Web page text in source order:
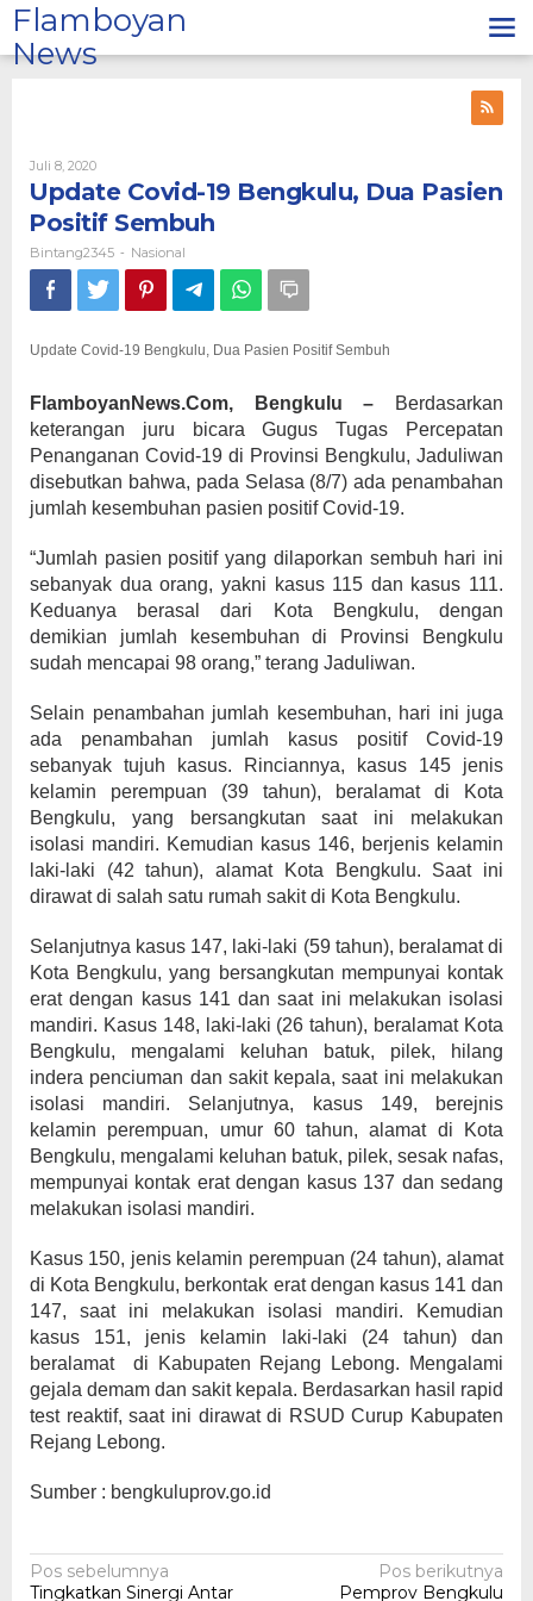
Lewati
ke
konten
Flamboyan
News
Juli 8, 2020Oleh
Bintang2345
Update Covid-19 Bengkulu, Dua Pasien
Positif Sembuh
Bintang2345 - Nasional
Update Covid-19 Bengkulu, Dua Pasien Positif Sembuh
FlamboyanNews.Com, Bengkulu – Berdasarkan
keterangan juru bicara Gugus Tugas Percepatan
Penanganan Covid-19 di Provinsi Bengkulu, Jaduliwan
disebutkan bahwa, pada Selasa (8/7) ada penambahan
jumlah kesembuhan pasien positif Covid-19.
“Jumlah pasien positif yang dilaporkan sembuh hari ini
sebanyak dua orang, yakni kasus 115 dan kasus 111.
Keduanya berasal dari Kota Bengkulu, dengan
demikian jumlah kesembuhan di Provinsi Bengkulu
sudah mencapai 98 orang,” terang Jaduliwan.
Selain penambahan jumlah kesembuhan, hari ini juga
ada penambahan jumlah kasus positif Covid-19
sebanyak tujuh kasus. Rinciannya, kasus 145 jenis
kelamin perempuan (39 tahun), beralamat di Kota
Bengkulu, yang bersangkutan saat ini melakukan
isolasi mandiri. Kemudian kasus 146, berjenis kelamin
laki-laki (42 tahun), alamat Kota Bengkulu. Saat ini
dirawat di salah satu rumah sakit di Kota Bengkulu.
Selanjutnya kasus 147, laki-laki (59 tahun), beralamat di
Kota Bengkulu, yang bersangkutan mempunyai kontak
erat dengan kasus 141 dan saat ini melakukan isolasi
mandiri. Kasus 148, laki-laki (26 tahun), beralamat Kota
Bengkulu, mengalami keluhan batuk, pilek, hilang
indera penciuman dan sakit kepala, saat ini melakukan
isolasi mandiri. Selanjutnya, kasus 149, berejnis
kelamin perempuan, umur 60 tahun, alamat di Kota
Bengkulu, mengalami keluhan batuk, pilek, sesak nafas,
mempunyai kontak erat dengan kasus 137 dan sedang
melakukan isolasi mandiri.
Kasus 150, jenis kelamin perempuan (24 tahun), alamat
di Kota Bengkulu, berkontak erat dengan kasus 141 dan
147, saat ini melakukan isolasi mandiri. Kemudian
kasus 151, jenis kelamin laki-laki (24 tahun) dan
beralamat di Kabupaten Rejang Lebong. Mengalami
gejala demam dan sakit kepala. Berdasarkan hasil rapid
test reaktif, saat ini dirawat di RSUD Curup Kabupaten
Rejang Lebong.
Sumber : bengkuluprov.go.id
Navigasi
Pos sebelumnya
Tingkatkan Sinergi Antar
Pos berikutnya
Pemprov Bengkulu